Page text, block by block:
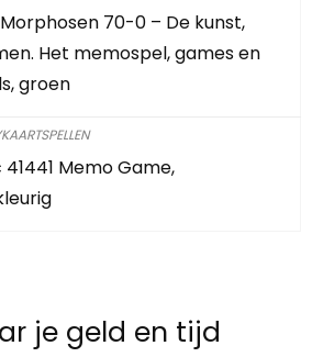
70-0 – De kunst,
Het memospel, games en
groen
Memo Game,
je geld en tijd